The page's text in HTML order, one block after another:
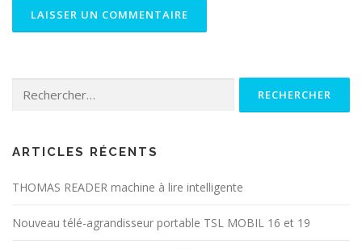
ARTICLES RÉCENTS
THOMAS READER machine à lire intelligente
Nouveau télé-agrandisseur portable TSL MOBIL 16 et 19